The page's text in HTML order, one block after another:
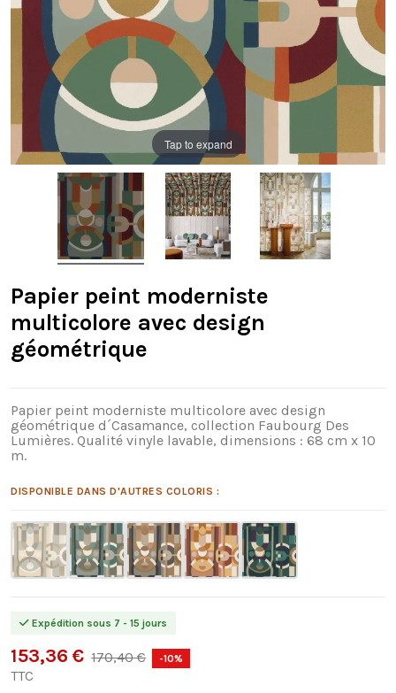
Tap to expand
Papier peint moderniste
multicolore avec design
géométrique
Papier peint moderniste multicolore avec design
géométrique d´Casamance, collection Faubourg Des
Lumières. Qualité vinyle lavable, dimensions : 68 cm x 10
m.
DISPONIBLE DANS D'AUTRES COLORIS :
Expédition sous 7 - 15 jours
153,36 € 170,40 € -10%
TTC